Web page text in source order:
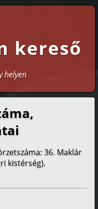
kereső
helyen
36. Maklár
kistérség).